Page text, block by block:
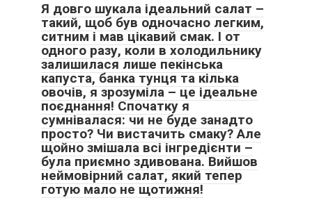
Я довго шукала ідеальний салат –
такий, щоб був одночасно легким,
ситним і мав цікавий смак. І от
одного разу, коли в холодильнику
залишилася лише пекінська
капуста, банка тунця та кілька
овочів, я зрозуміла – це ідеальне
поєднання! Спочатку я
сумнівалася: чи не буде занадто
просто? Чи вистачить смаку? Але
щойно змішала всі інгредієнти –
була приємно здивована. Вийшов
неймовірний салат, який тепер
готую мало не щотижня!